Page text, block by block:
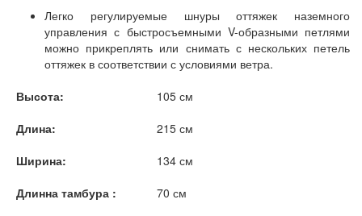
Легко регулируемые шнуры оттяжек наземного
управления с быстросъемными V-образными петлями
можно прикреплять или снимать с нескольких петель
оттяжек в соответствии с условиями ветра.
Высота:
105 см
Длина:
215 см
Ширина:
134 см
Длинна тамбура :
70 см